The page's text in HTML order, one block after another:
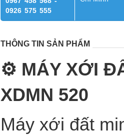
0926 575 555
THÔNG TIN SẢN PHẨM
⚙ MÁY XỚI
XDMN 520
Máy xới đất